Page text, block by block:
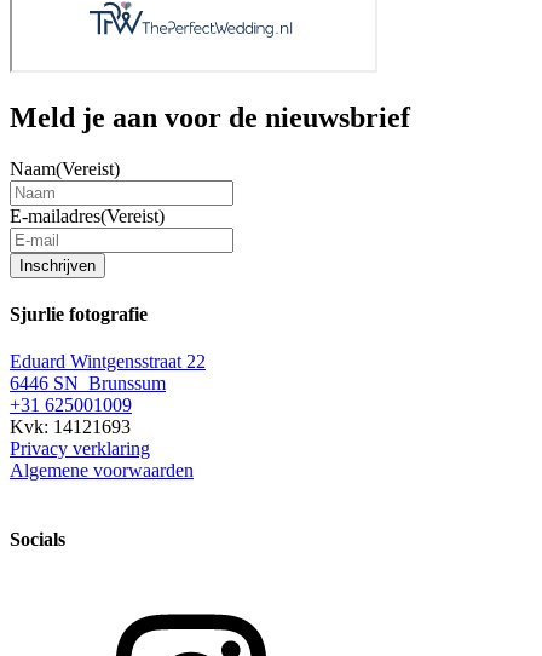
Meld je aan voor de nieuwsbrief
Naam(Vereist)
E-mailadres(Vereist)
Inschrijven
Sjurlie fotografie
Eduard Wintgensstraat 22
6446 SN Brunssum
+31 625001009
Kvk: 14121693
Privacy verklaring
Algemene voorwaarden
Socials